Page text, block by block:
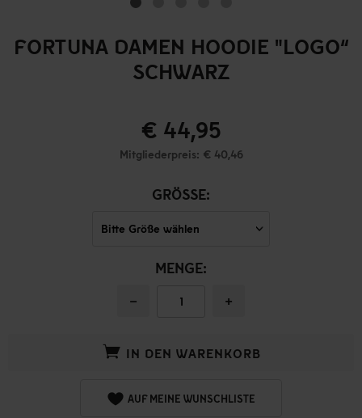
FORTUNA DAMEN HOODIE "LOGO“
SCHWARZ
€ 44,95
Mitgliederpreis: € 40,46
GRÖSSE:
MENGE:
− +
IN DEN WARENKORB
AUF MEINE WUNSCHLISTE